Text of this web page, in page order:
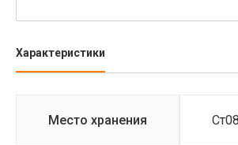
Характеристики
Место хранения